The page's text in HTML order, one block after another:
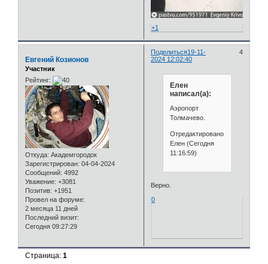
+1
Поделиться 4
19-11-
2024 12:02:40
Евгений Козионов
Участник
Рейтинг:
Откуда: Академгородок
Зарегистрирован: 04-04-2024
Сообщений: 4992
Уважение: +3081
Позитив: +1951
Провел на форуме:
2 месяца 11 дней
Последний визит:
Сегодня 09:27:29
Елен
написал(а):
Аэропорт
Толмачево.
Отредактировано
Елен (Сегодня
11:16:59)
Верно.
0
Страница:1